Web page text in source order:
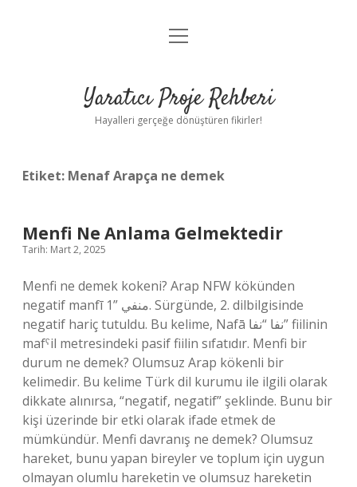
Anasayfa
Yasal Uyarı
menüyü
Yaratıcı Proje Rehberi
Hayalleri gerçeğe dönüştüren fikirler!
Etiket: Menaf Arapça ne demek
Menfi Ne Anlama Gelmektedir
Tarih: Mart 2, 2025
Menfi ne demek kokeni? Arap NFW kökünden
negatif manfī منفي ”1. Sürgünde, 2. dilbilgisinde
negatif hariç tutuldu. Bu kelime, Nafā نفا “نفا” fiilinin
mafˁil metresindeki pasif fiilin sıfatıdır. Menfi bir
durum ne demek? Olumsuz Arap kökenli bir
kelimedir. Bu kelime Türk dil kurumu ile ilgili olarak
dikkate alınırsa, “negatif, negatif” şeklinde. Bunu bir
kişi üzerinde bir etki olarak ifade etmek de
mümkündür. Menfi davranış ne demek? Olumsuz
hareket, bunu yapan bireyler ve toplum için uygun
olmayan olumlu hareketin ve olumsuz hareketin